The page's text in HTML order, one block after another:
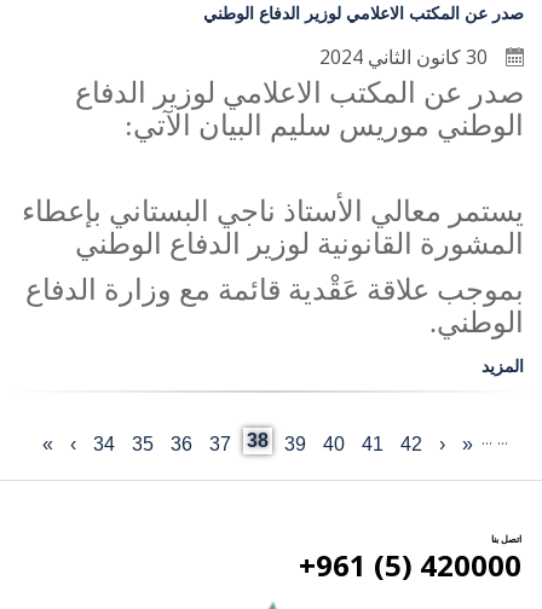
صدر عن المكتب الاعلامي لوزير الدفاع الوطني
صدر عن المكتب الاعلامي لوزير الدفاع
الوطني موريس سليم البيان الآتي:
يستمر معالي الأستاذ ناجي البستاني بإعطاء
المشورة القانونية لوزير الدفاع الوطني
بموجب علاقة عَقْدية قائمة مع وزارة الدفاع
الوطني.
المزيد
First
»
Previous
› … الصفحة
34
الصفحة
35
الصفحة
36
الصفحة
37
Current
38
الصفحة
39
الصفحة
40
الصفحة
41
الصفحة
42 …
الصفحة
‹
Last
«
اتصل بنا
420000 (5) 961+